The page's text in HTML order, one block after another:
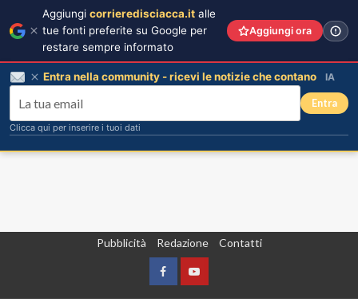
Pubblicità Redazione Contatti
FacebookYountube
Aggiungi corrieredisciacca.it alle
tue fonti preferite su Google per
restare sempre informato
Aggiungi ora
Entra nella community - ricevi le notizie che contano IA
Entra
Clicca qui per inserire i tuoi dati